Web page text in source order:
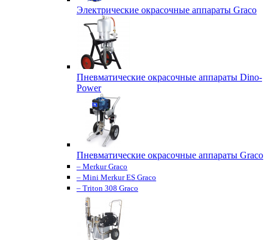
Электрические окрасочные аппараты Graco
Пневматические окрасочные аппараты Dino-
Power
Пневматические окрасочные аппараты Graco
– Merkur Graco
– Mini Merkur ES Graco
– Triton 308 Graco